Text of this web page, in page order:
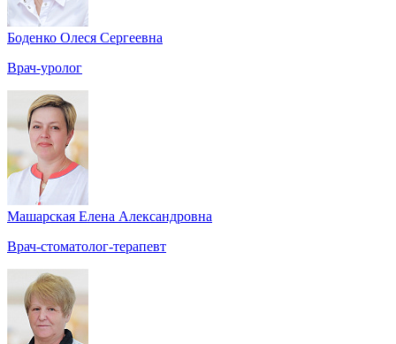
Боденко Олеся Сергеевна
Врач-уролог
Машарская Елена Александровна
Врач-стоматолог-терапевт